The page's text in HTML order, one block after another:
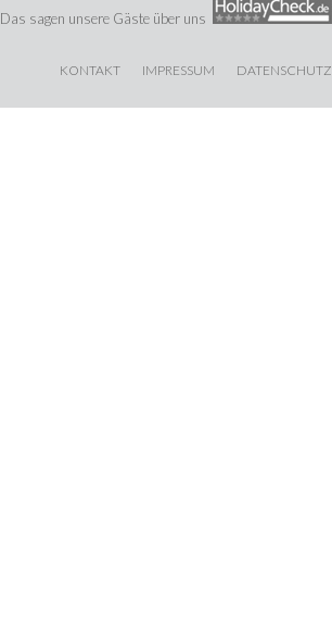
Das sagen unsere Gäste über uns
KONTAKT IMPRESSUM DATENSCHUTZ